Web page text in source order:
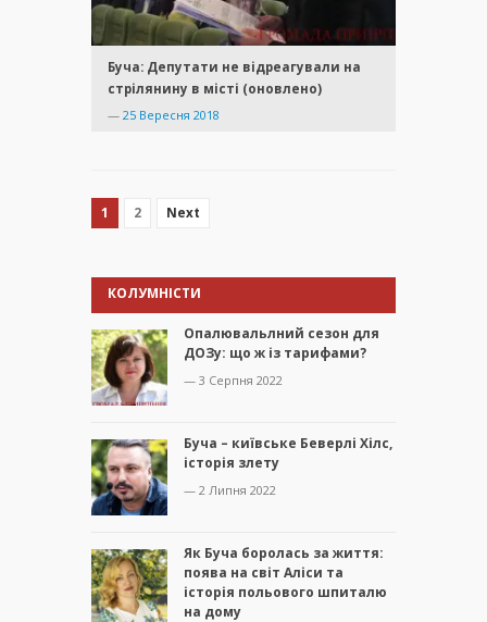
Буча: Депутати не відреагували на
стрілянину в місті (оновлено)
— 25 Вересня 2018
1 2 Next
КОЛУМНІСТИ
Опалювальлний сезон для
ДОЗу: що ж із тарифами?
— 3 Серпня 2022
Буча – київське Беверлі Хілс,
історія злету
— 2 Липня 2022
Як Буча боролась за життя:
поява на світ Аліси та
історія польового шпиталю
на дому